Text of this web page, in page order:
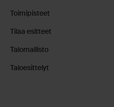
Toimipisteet
Tilaa esitteet
Talomallisto
Taloesittelyt